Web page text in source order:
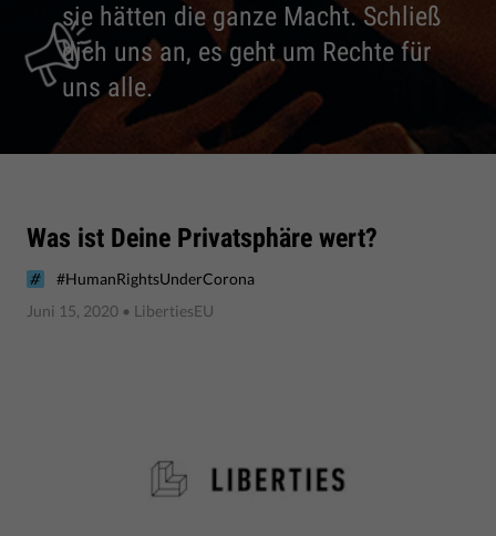
sie hätten die ganze Macht. Schließ
dich uns an, es geht um Rechte für
uns alle.
Was ist Deine Privatsphäre wert?
#HumanRightsUnderCorona
Juni 15, 2020 • LibertiesEU